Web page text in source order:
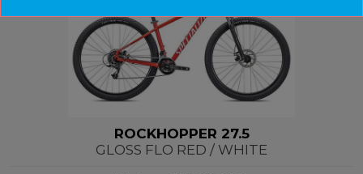
ROCKHOPPER 27.5
GLOSS FLO RED / WHITE